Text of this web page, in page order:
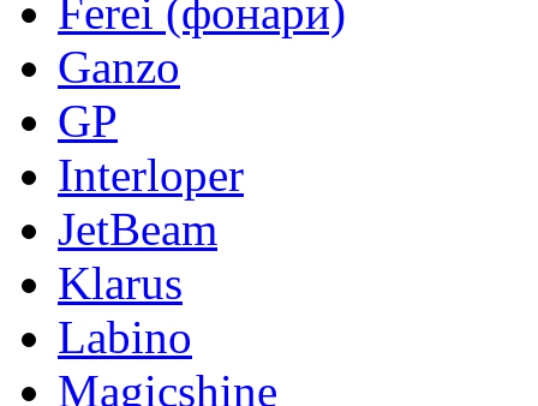
Ferei (фонари)
Ganzo
GP
Interloper
JetBeam
Klarus
Labino
Magicshine